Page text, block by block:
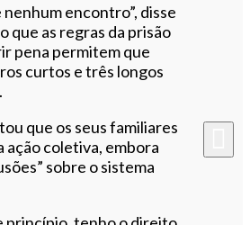
encontro”, disse
que as regras da prisão
pena permitem que
curtos e três longos
que os seus familiares
ação coletiva, embora
sobre o sistema